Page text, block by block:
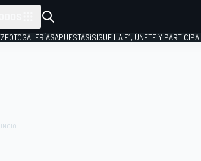
FOTOGALERÍASAPUESTAS¡SIGUE LA F1, ÚNETE Y PARTICIPA!